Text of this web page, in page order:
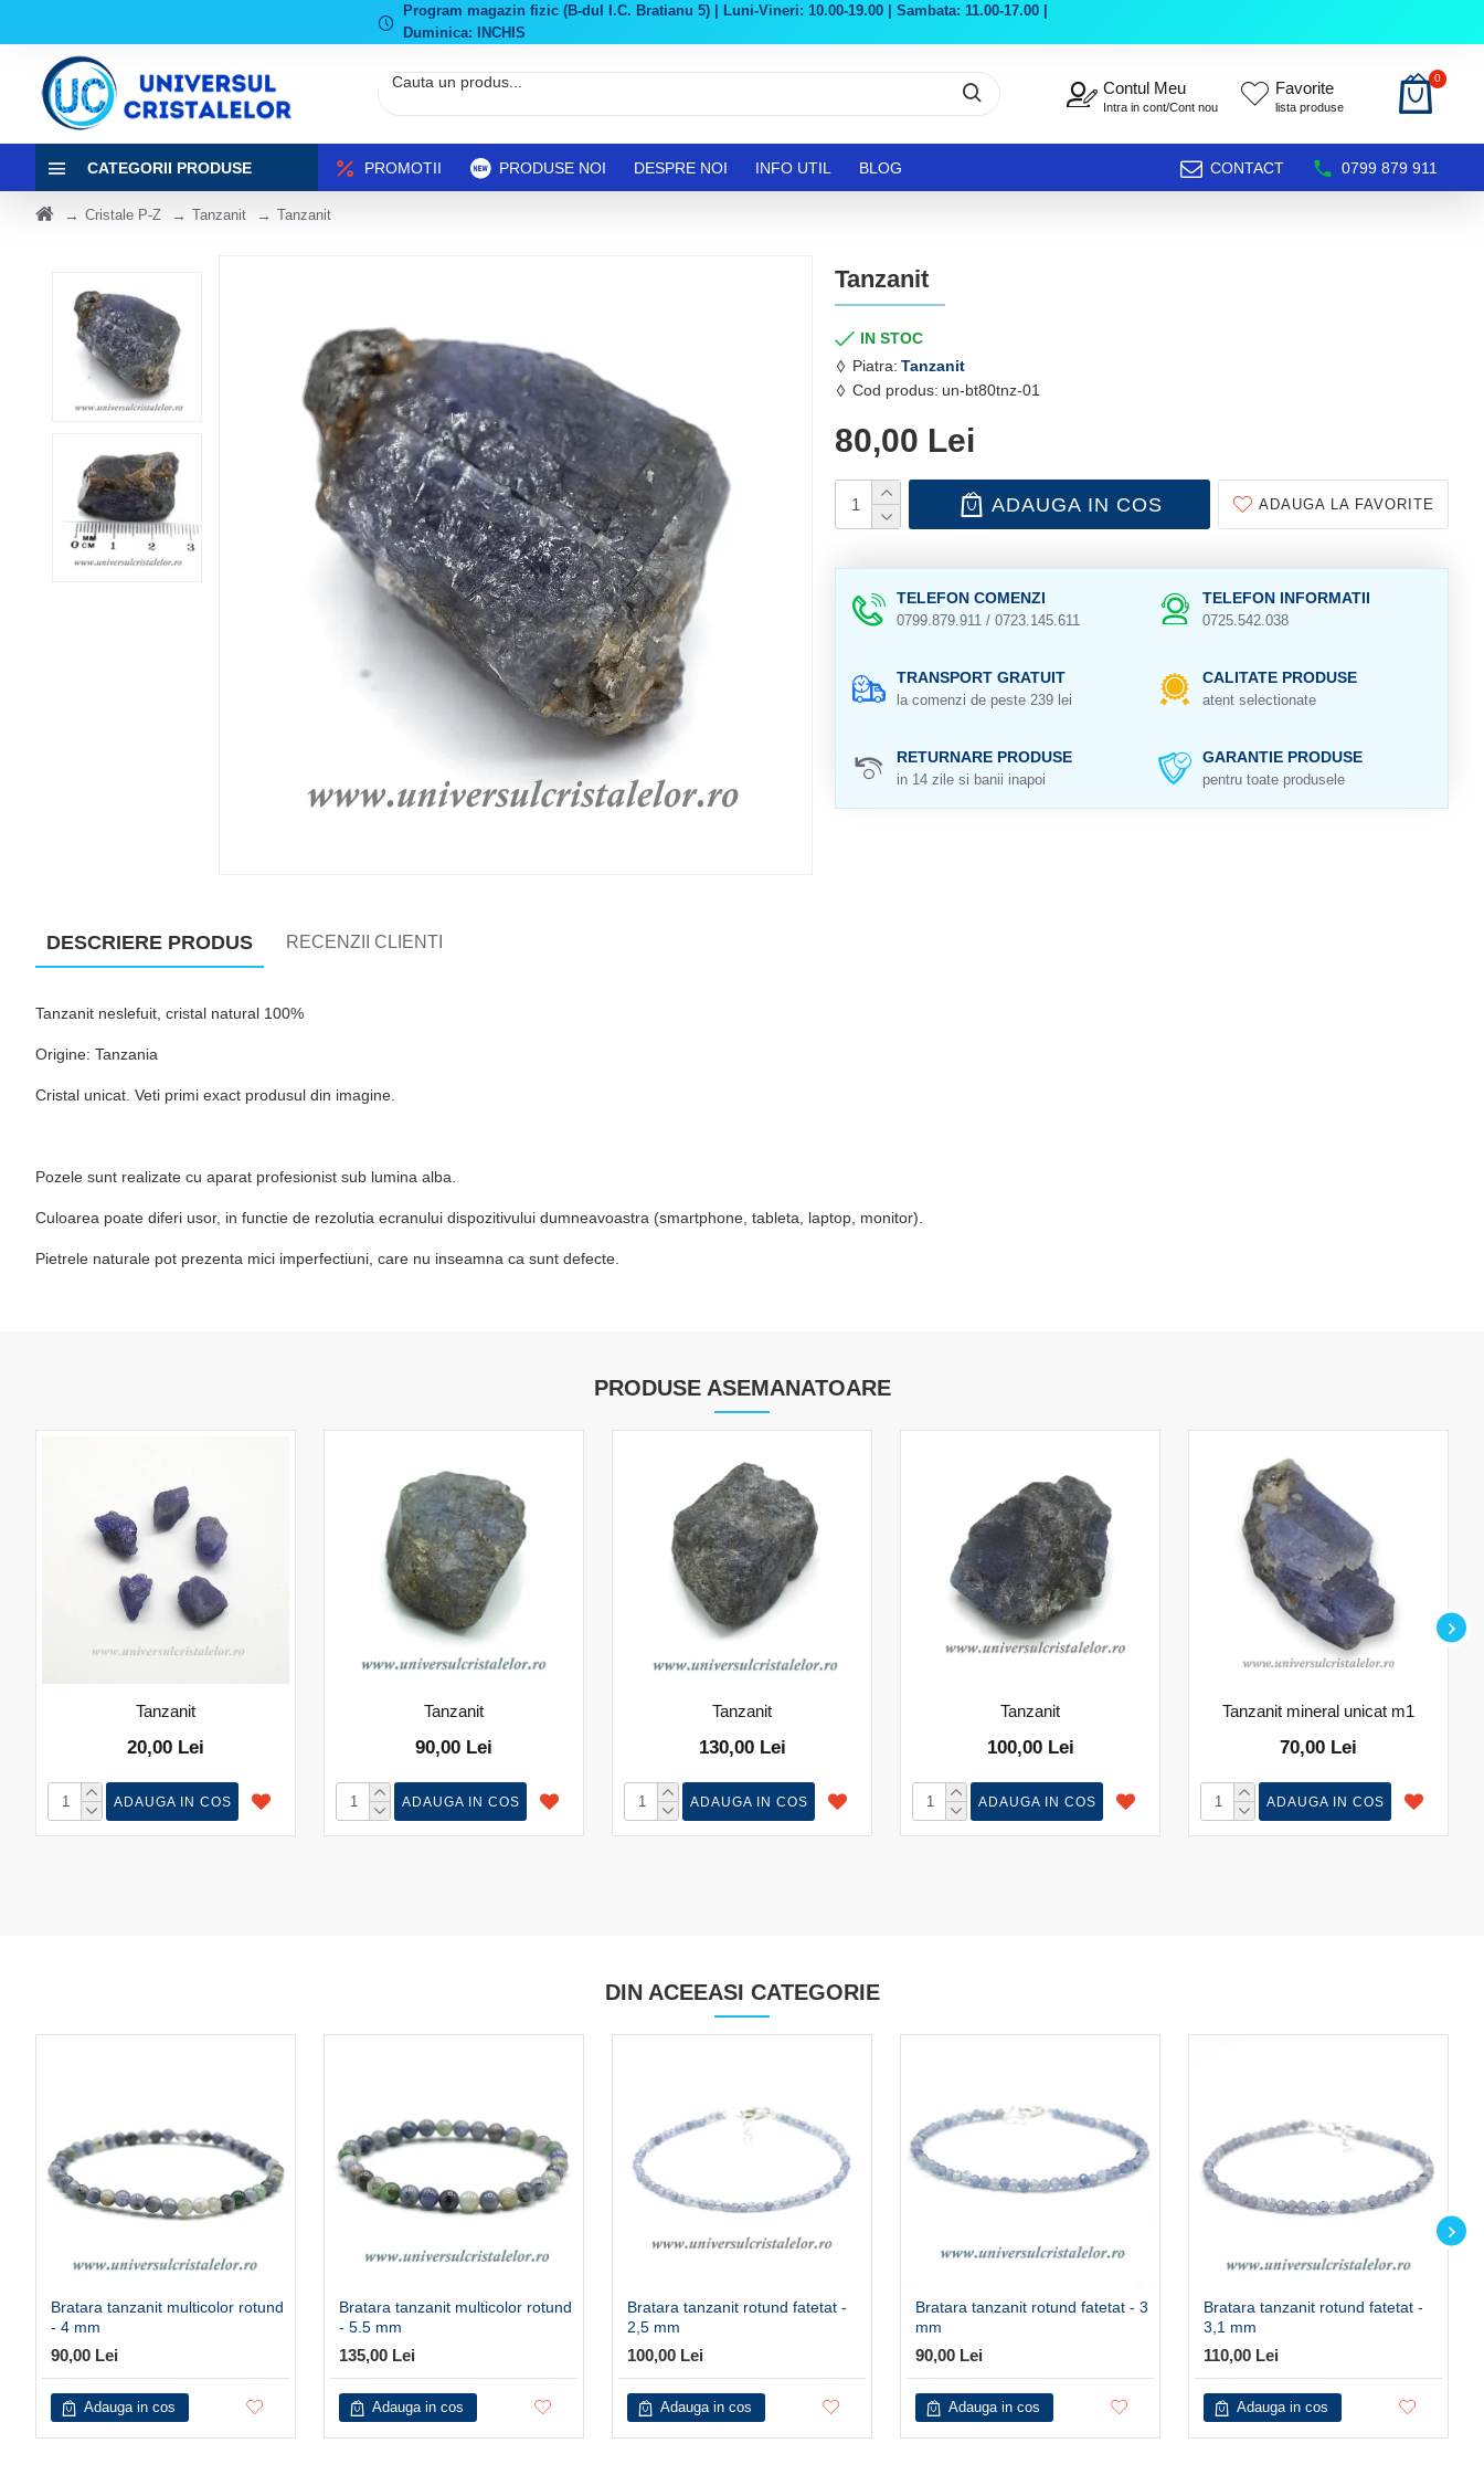
Program magazin fizic (B-dul I.C. Bratianu 5) | Luni-Vineri: 10.00-19.00 | Sambata: 11.00-17.00 |
Duminica: INCHIS
Contul Meu
Intra in cont/Cont nou
Favorite
lista produse
0
CATEGORII PRODUSE PROMOTII PRODUSE NOI DESPRE NOI INFO UTIL BLOG CONTACT 0799 879 911
Cristale P-Z Tanzanit Tanzanit
Tanzanit
IN STOC
Piatra: Tanzanit
Cod produs: un-bt80tnz-01
80,00 Lei
ADAUGA IN COS ADAUGA LA FAVORITE
TELEFON COMENZI
0799.879.911 / 0723.145.611
TELEFON INFORMATII
0725.542.038
TRANSPORT GRATUIT
la comenzi de peste 239 lei
CALITATE PRODUSE
atent selectionate
RETURNARE PRODUSE
in 14 zile si banii inapoi
GARANTIE PRODUSE
pentru toate produsele
DESCRIERE PRODUS RECENZII CLIENTI
Tanzanit neslefuit, cristal natural 100%
Origine: Tanzania
Cristal unicat. Veti primi exact produsul din imagine.
Pozele sunt realizate cu aparat profesionist sub lumina alba.
Culoarea poate diferi usor, in functie de rezolutia ecranului dispozitivului dumneavoastra (smartphone, tableta, laptop, monitor).
Pietrele naturale pot prezenta mici imperfectiuni, care nu inseamna ca sunt defecte.
PRODUSE ASEMANATOARE
Tanzanit
20,00 Lei
ADAUGA IN COS
Tanzanit
90,00 Lei
ADAUGA IN COS
Tanzanit
130,00 Lei
ADAUGA IN COS
Tanzanit
100,00 Lei
ADAUGA IN COS
Tanzanit mineral unicat m1
70,00 Lei
ADAUGA IN COS
DIN ACEEASI CATEGORIE
Bratara tanzanit multicolor rotund
- 4 mm
90,00 Lei
Adauga in cos
Bratara tanzanit multicolor rotund
- 5.5 mm
135,00 Lei
Adauga in cos
Bratara tanzanit rotund fatetat -
2,5 mm
100,00 Lei
Adauga in cos
Bratara tanzanit rotund fatetat - 3
mm
90,00 Lei
Adauga in cos
Bratara tanzanit rotund fatetat -
3,1 mm
110,00 Lei
Adauga in cos